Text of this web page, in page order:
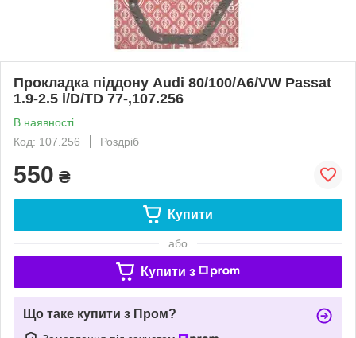
Прокладка піддону Audi 80/100/A6/VW Passat
1.9-2.5 i/D/TD 77-,107.256
В наявності
Код: 107.256
Роздріб
550 ₴
Купити
або
Купити з
Що таке купити з Пром?